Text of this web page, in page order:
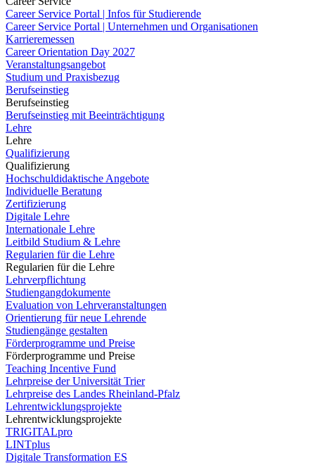
Career Service Portal | Infos für Studierende
Career Service Portal | Unternehmen und Organisationen
Karrieremessen
Career Orientation Day 2027
Veranstaltungsangebot
Studium und Praxisbezug
Berufseinstieg
Berufseinstieg
Berufseinstieg mit Beeinträchtigung
Lehre
Lehre
Qualifizierung
Qualifizierung
Hochschuldidaktische Angebote
Individuelle Beratung
Zertifizierung
Digitale Lehre
Internationale Lehre
Leitbild Studium & Lehre
Regularien für die Lehre
Regularien für die Lehre
Lehrverpflichtung
Studiengangdokumente
Evaluation von Lehrveranstaltungen
Orientierung für neue Lehrende
Studiengänge gestalten
Förderprogramme und Preise
Förderprogramme und Preise
Teaching Incentive Fund
Lehrpreise der Universität Trier
Lehrpreise des Landes Rheinland-Pfalz
Lehrentwicklungsprojekte
Lehrentwicklungsprojekte
TRIGITALpro
LINTplus
Digitale Transformation ES